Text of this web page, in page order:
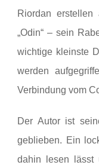
Riordan
„Odin“ – sein
wichtige kleinste
werden
Verbindung vom
Der Autor ist
geblieben. Ein
dahin lesen lässt